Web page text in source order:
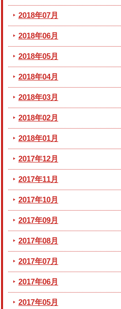
2018年07月
2018年06月
2018年05月
2018年04月
2018年03月
2018年02月
2018年01月
2017年12月
2017年11月
2017年10月
2017年09月
2017年08月
2017年07月
2017年06月
2017年05月